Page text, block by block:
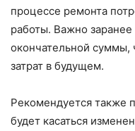
процессе ремонта
работы. Важно
окончательной
затрат в будущем.
Рекомендуется также
будет касаться